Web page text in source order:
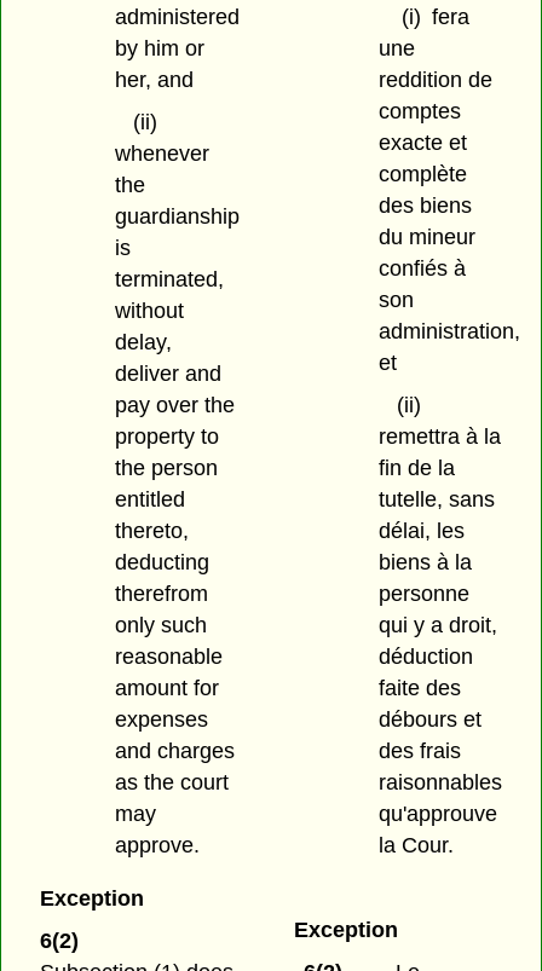
administered
by him or
her, and
(ii)
whenever
the
guardianship
is
terminated,
without
delay,
deliver and
pay over the
property to
the person
entitled
thereto,
deducting
therefrom
only such
reasonable
amount for
expenses
and charges
as the court
may
approve.
(i) fera
une
reddition de
comptes
exacte et
complète
des biens
du mineur
confiés à
son
administration,
et
(ii)
remettra à la
fin de la
tutelle, sans
délai, les
biens à la
personne
qui y a droit,
déduction
faite des
débours et
des frais
raisonnables
qu'approuve
la Cour.
Exception
6(2)
Exception